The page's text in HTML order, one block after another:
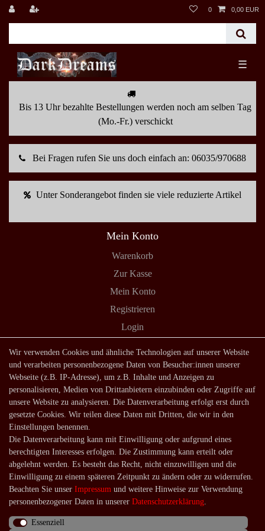
0 0,00 EUR
☰
Bis 13 Uhr bezahlte Bestellungen werden noch am selben Tag
(Mo.-Fr.) verschickt
Bei Fragen rufen Sie uns doch einfach an: 06035/970688
Unter Sonderangebot finden sie viele reduzierte Artikel
Mein Konto
Warenkorb
Zur Kasse
Mein Konto
Registrieren
Login
Shop
Lagerverkauf
Zahlungsarten
Versandarten und -kosten
Service
Kontakt
Häufige Fragen
Über uns
Wir verwenden Cookies und ähnliche Technologien auf unserer Website
und verarbeiten personenbezogene Daten von Besucher:innen unserer
Webseite (z.B. IP-Adresse), um z.B. Inhalte und Anzeigen zu
personalisieren, Medien von Drittanbietern einzubinden oder Zugriffe auf
unsere Website zu analysieren. Die Datenverarbeitung erfolgt erst durch
gesetzte Cookies. Wir teilen diese Daten mit Dritten, die wir in den
Einstellungen benennen.
Die Datenverarbeitung kann mit Einwilligung oder aufgrund eines
berechtigten Interesses erfolgen. Die Zustimmung kann erteilt oder
abgelehnt werden. Es besteht das Recht, nicht einzuwilligen und die
Einwilligung zu einem späteren Zeitpunkt zu ändern oder zu widerrufen.
Beachten Sie unser Impressum und weitere Hinweise zur Verwendung
personenbezogener Daten in unserer Daten­schutz­erklärung.
Essenziell